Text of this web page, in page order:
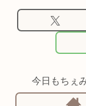
今日もちぇ